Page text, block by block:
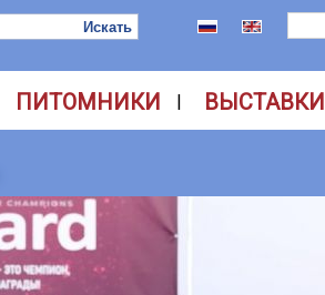
ПИТОМНИКИ | ВЫСТАВКИ